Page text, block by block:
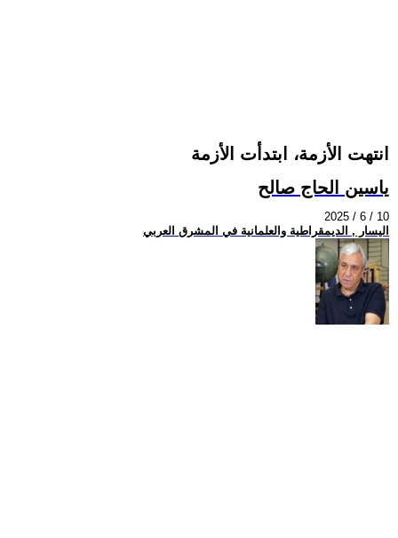
انتهت الأزمة، ابتدأت الأزمة
ياسين الحاج صالح
2025 / 6 / 10
اليسار , الديمقراطية والعلمانية في المشرق العربي